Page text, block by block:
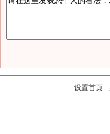
设置首页 -